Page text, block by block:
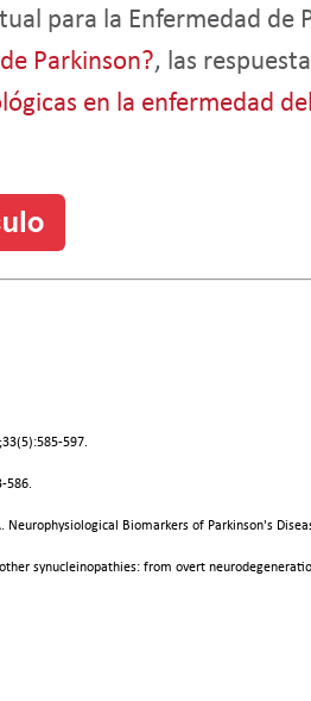
para la Enfermedad de
Parkinson?, las
en la enfermedad
597.
586.
Biomarkers of Parkinson's
synucleinopathies: from overt